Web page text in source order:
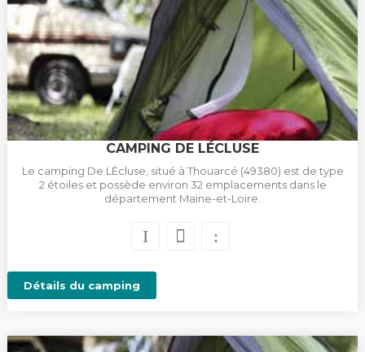
CAMPING DE LÉCLUSE
Le camping De LÉcluse, situé à Thouarcé (49380) est de type
2 étoiles et possède environ 32 emplacements dans le
département Maine-et-Loire.
Détails du camping